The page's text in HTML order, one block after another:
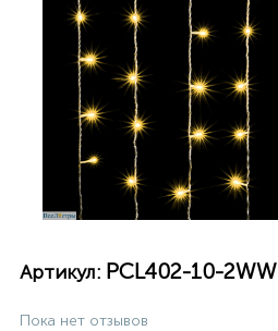
Артикул: PCL402-10-2WW
Пока нет отзывов